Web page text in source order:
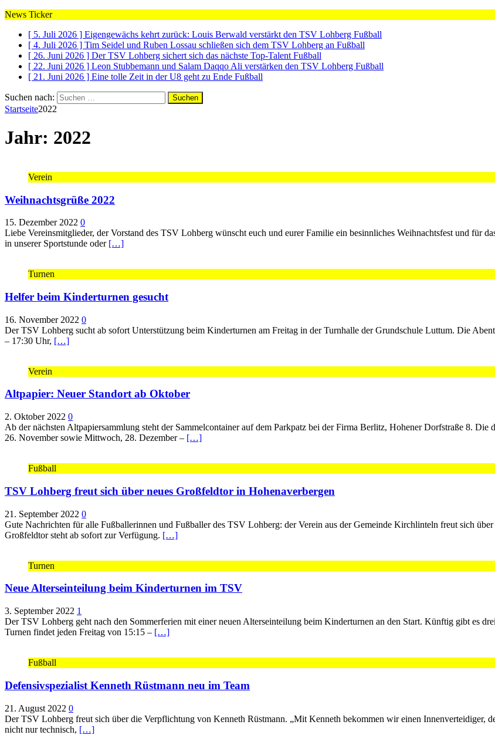
News Ticker
[ 5. Juli 2026 ] Eigengewächs kehrt zurück: Louis Berwald verstärkt den TSV Lohberg Fußball
[ 4. Juli 2026 ] Tim Seidel und Ruben Lossau schließen sich dem TSV Lohberg an Fußball
[ 26. Juni 2026 ] Der TSV Lohberg sichert sich das nächste Top-Talent Fußball
[ 22. Juni 2026 ] Leon Stubbemann und Salam Daqqo Ali verstärken den TSV Lohberg Fußball
[ 21. Juni 2026 ] Eine tolle Zeit in der U8 geht zu Ende Fußball
Suchen nach:
Startseite2022
Jahr: 2022
Verein
Weihnachtsgrüße 2022
15. Dezember 2022 0
Liebe Vereinsmitglieder, der Vorstand des TSV Lohberg wünscht euch und eurer Familie ein besinnliches Weihnachtsfest und für
in unserer Sportstunde oder […]
Turnen
Helfer beim Kinderturnen gesucht
16. November 2022 0
Der TSV Lohberg sucht ab sofort Unterstützung beim Kinderturnen am Freitag in der Turnhalle der Grundschule Luttum. Die
– 17:30 Uhr, […]
Verein
Altpapier: Neuer Standort ab Oktober
2. Oktober 2022 0
Ab der nächsten Altpapiersammlung steht der Sammelcontainer auf dem Parkpatz bei der Firma Berlitz, Hohener Dorfstraße 8. Die
26. November sowie Mittwoch, 28. Dezember – […]
Fußball
TSV Lohberg freut sich über neues Großfeldtor in Hohenaverbergen
21. September 2022 0
Gute Nachrichten für alle Fußballerinnen und Fußballer des TSV Lohberg: der Verein aus der Gemeinde Kirchlinteln freut sich
Großfeldtor steht ab sofort zur Verfügung. […]
Turnen
Neue Alterseinteilung beim Kinderturnen im TSV
3. September 2022 1
Der TSV Lohberg geht nach den Sommerferien mit einer neuen Alterseinteilung beim Kinderturnen an den Start. Künftig gibt es
Turnen findet jeden Freitag von 15:15 – […]
Fußball
Defensivspezialist Kenneth Rüstmann neu im Team
21. August 2022 0
Der TSV Lohberg freut sich über die Verpflichtung von Kenneth Rüstmann. „Mit Kenneth bekommen wir einen Innenverteidiger,
nicht nur technisch, […]